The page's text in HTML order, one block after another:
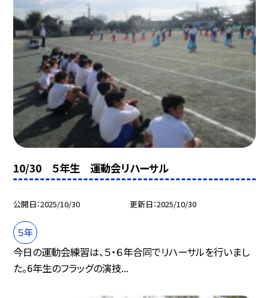
10/30 ５年生 運動会リハーサル
公開日 2025/10/30 更新日 2025/10/30
５年
今日の運動会練習は、５・６年合同でリハーサルを行いまし
た。6年生のフラッグの演技...